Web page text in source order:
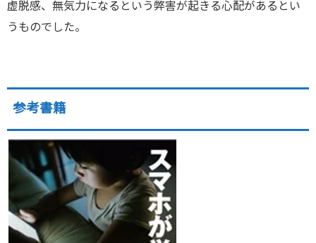
虚脱感、無気力になるという弊害が起きる心配があるとい
うものでした。
参考書籍